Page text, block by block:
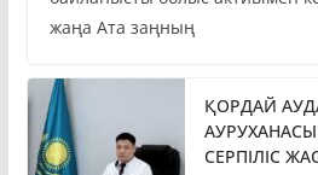
жаңа Ата заңның
ҚОРДАЙ
СЕРПІЛІС